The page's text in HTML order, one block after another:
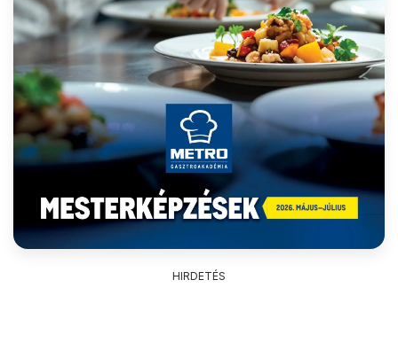
HIRDETÉS